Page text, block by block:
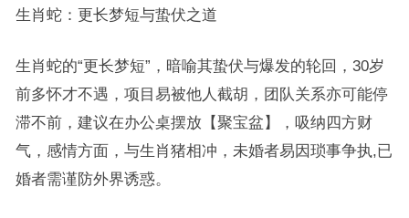
生肖蛇：更长梦短与蛰伏之道
生肖蛇的“更长梦短”，暗喻其蛰伏与爆发的轮回，30岁
前多怀才不遇，项目易被他人截胡，团队关系亦可能停
滞不前，建议在办公桌摆放【聚宝盆】，吸纳四方财
气，感情方面，与生肖猪相冲，未婚者易因琐事争执,已
婚者需谨防外界诱惑。